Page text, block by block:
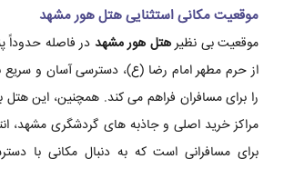
موقعیت مکانی استثنایی هتل هور مشهد
موقعیت بی نظیرهتل هور مشهد در فاصله حدوداً
از حرم مطهر امام رضا (ع)، دسترسی آسان و
را برای مسافران فراهم می کند. همچنین، این هتل
مراکز خرید اصلی و جاذبه های گردشگری مشهد،
برای مسافرانی است که به دنبال مکانی با